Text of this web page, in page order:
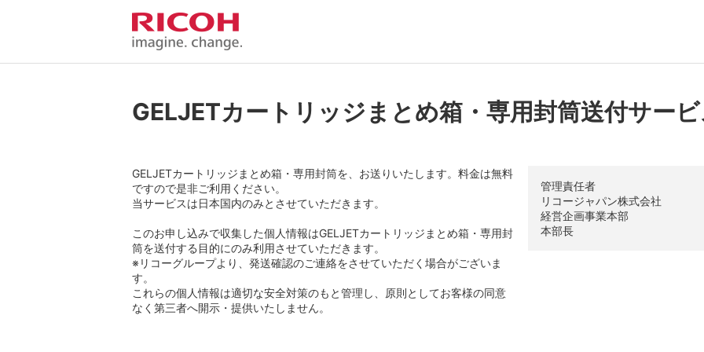
GELJETカートリッジまとめ箱・専用封筒送付サー
GELJETカートリッジまとめ箱・専用封筒を、お送りいたします。料金は無料
ですので是非ご利用ください。
当サービスは日本国内のみとさせていただきます。
このお申し込みで収集した個人情報はGELJETカートリッジまとめ箱・専用封
筒を送付する目的にのみ利用させていただきます。
※リコーグループより、発送確認のご連絡をさせていただく場合がございま
す。
これらの個人情報は適切な安全対策のもと管理し、原則としてお客様の同意
なく第三者へ開示・提供いたしません。
管理責任者
リコージャパン株式会社
経営企画事業本部
本部長